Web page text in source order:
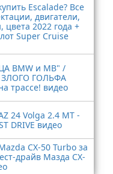
Escalade? Все
двигатели,
цвета 2022 года +
Super Cruise
BMW и MB" /
ГОЛЬФА
трассе! видео
24 Volga 2.4 MT -
DRIVE видео
CX-50 Turbo за
драйв Мазда CX-